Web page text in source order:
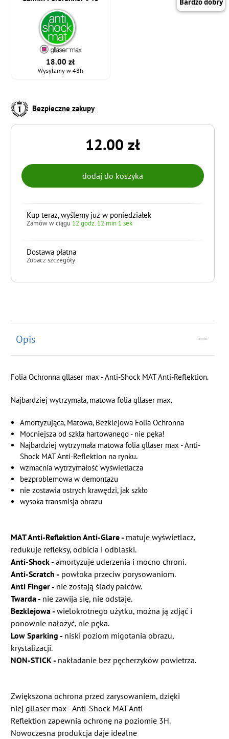
18.00 zł
Wysyłamy w 48h
Bezpieczne zakupy
12.00 zł
Kup teraz, wyślemy już w poniedziałek
Zamów w ciągu 12 godz. 12 min 0 sek
Dostawa płatna
Zobacz szczegóły
Opis
Folia Ochronna gllaser max - Anti-Shock MAT Anti-Reflektion.
Najbardziej wytrzymała, matowa folia gllaser max.
Amortyzująca, Matowa, Bezklejowa Folia Ochronna
Mocniejsza od szkła hartowanego - nie pęka!
Najbardziej wytrzymała matowa folia gllaser max - Anti-
Shock MAT Anti-Reflektion na rynku.
wzmacnia wytrzymałość wyświetlacza
bezproblemowa w demontażu
nie zostawia ostrych krawędzi, jak szkło
wysoka transmisja obrazu
MAT Anti-Reflektion Anti-Glare - matuje wyświetlacz,
redukuje refleksy, odbicia i odblaski.
Anti-Shock -amortyzuje uderzenia i mocno chroni.
Anti-Scratch - powłoka przeciw porysowaniom.
Anti Finger - nie zostają ślady palców.
Twarda - nie zawija się, nie odstaje.
Bezklejowa -wielokrotnego użytku, można ją zdjąć i
ponownie nałożyć, nie pęka.
Low Sparking - niski poziom migotania obrazu,
krystalizacji.
NON-STICK - nakładanie bez pęcherzyków powietrza.
Zwiększona ochrona przed zarysowaniem, dzięki
niej gllaser max - Anti-Shock MAT Anti-
Reflektion zapewnia ochronę na poziomie 3H.
Nowoczesna produkcja daje idealne